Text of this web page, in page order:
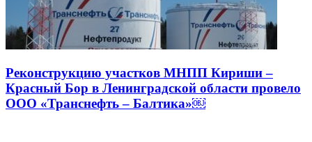
Реконструкцию участков МНПП Кириши –
Красный Бор в Ленинградской области провело
ООО «Транснефть – Балтика»￼